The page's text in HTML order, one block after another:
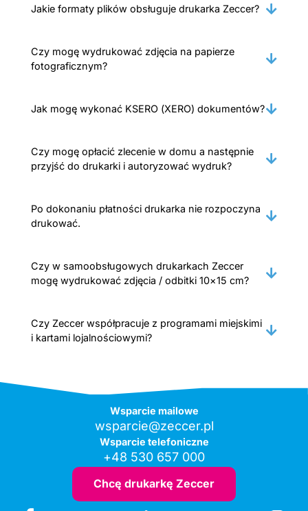
Jakie formaty plików obsługuje drukarka Zeccer?
Czy mogę wydrukować zdjęcia na papierze
fotograficznym?
Jak mogę wykonać KSERO (XERO) dokumentów?
Czy mogę opłacić zlecenie w domu a następnie
przyjść do drukarki i autoryzować wydruk?
Po dokonaniu płatności drukarka nie rozpoczyna
drukować.
Czy w samoobsługowych drukarkach Zeccer
mogę wydrukować zdjęcia / odbitki 10×15 cm?
Czy Zeccer współpracuje z programami miejskimi
i kartami lojalnościowymi?
Wsparcie mailowe
wsparcie@zeccer.pl
Wsparcie telefoniczne
+48 530 657 000
Chcę drukarkę Zeccer